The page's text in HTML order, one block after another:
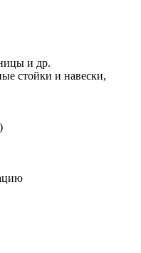
и др.
стойки и навески,